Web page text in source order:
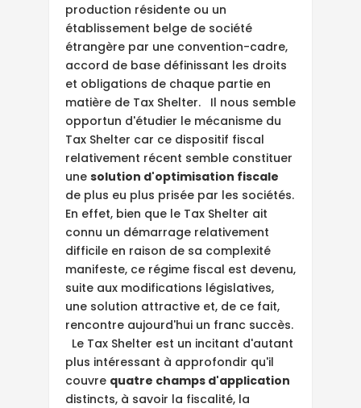
production résidente ou un
établissement belge de société
étrangère par une convention-cadre,
accord de base définissant les droits
et obligations de chaque partie en
matière de Tax Shelter. Il nous semble
opportun d'étudier le mécanisme du
Tax Shelter car ce dispositif fiscal
relativement récent semble constituer
une solution d'optimisation fiscale
de plus eu plus prisée par les sociétés.
En effet, bien que le Tax Shelter ait
connu un démarrage relativement
difficile en raison de sa complexité
manifeste, ce régime fiscal est devenu,
suite aux modifications législatives,
une solution attractive et, de ce fait,
rencontre aujourd'hui un franc succès.
Le Tax Shelter est un incitant d'autant
plus intéressant à approfondir qu'il
couvre quatre champs d'application
distincts, à savoir la fiscalité, la